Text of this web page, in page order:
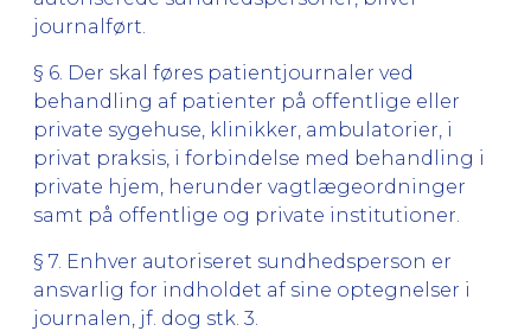
journalført.
§ 6. Der skal føres patientjournaler ved
behandling af patienter på offentlige eller
private sygehuse, klinikker, ambulatorier, i
privat praksis, i forbindelse med behandling i
private hjem, herunder vagtlægeordninger
samt på offentlige og private institutioner.
§ 7. Enhver autoriseret sundhedsperson er
ansvarlig for indholdet af sine optegnelser i
journalen, jf. dog stk. 3.